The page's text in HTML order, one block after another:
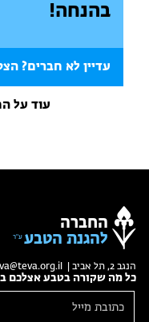
בהנחה!
עדיין לא חברים?
עוד על
החברה
להגנת הטבע
הנגב 2, תל אביב |
כל מה שקורה בטבע אצלכם